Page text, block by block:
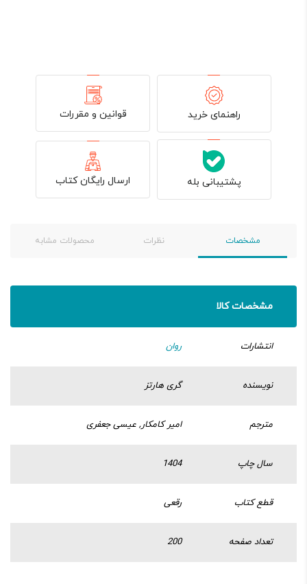
راهنمای خرید قوانین و مقررات
پشتیبانی بله ارسال رایگان کتاب
مشخصات نظرات محصولات مشابه
مشخصات کالا
انتشارات روان
نویسنده گری هارتز
مترجم امیر کامکار, عیسی جعفری
سال چاپ 1404
قطع کتاب رقعی
تعداد صفحه 200